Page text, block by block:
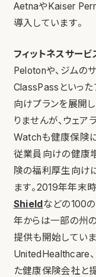
AetnaやKaiser
導入しています。
フィットネスサービ
Pelotonや、ジムの
ClassPassといった
向けプランを展開し
りませんが、ウェ
Watchも健康保険
従業員向けの健康
険の福利厚生向け
ます。2019年年末
Shield などの100
年からは一部の州
提供も開始してい
UnitedHealthcare
た健康保険会社と